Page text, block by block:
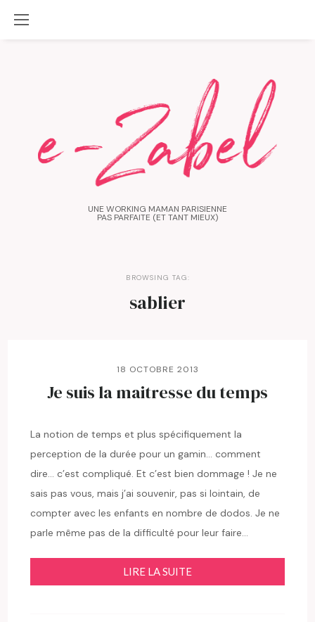
UNE WORKING MAMAN PARISIENNE
PAS PARFAITE (ET TANT MIEUX)
BROWSING TAG:
sablier
18 OCTOBRE 2013
Je suis la maitresse du temps
La notion de temps et plus spécifiquement la
perception de la durée pour un gamin… comment
dire… c’est compliqué. Et c’est bien dommage ! Je ne
sais pas vous, mais j’ai souvenir, pas si lointain, de
compter avec les enfants en nombre de dodos. Je ne
parle même pas de la difficulté pour leur faire…
LIRE LA SUITE